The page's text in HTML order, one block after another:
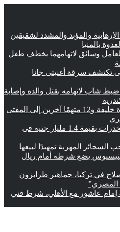
والمؤبد والمشدد لشقيقين
بالمنيا
15 عاما لعامل وسائق لاتهامهما بخطف طفل
تكتشف سرقة أغنيتى جانا
شاب لاتهامه بقتل والده وإصابة
إحالة أوراق المذيعة سارة خليفة و12 متهمًا آخرين إلى المفتى
ضبط 3 أفدنة مزروعة مخدرات بقيمة 1.4 مليار جنيه فى
فينيسيوس يضع شرطه أمام ريال
في تركيا، جماهير طرابزون
المصري”
عاشور مع الأهلي، شرط فني